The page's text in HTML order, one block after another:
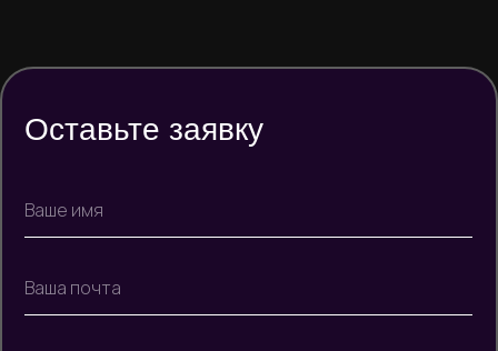
Оставьте заявку